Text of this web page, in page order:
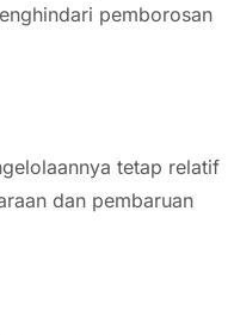
pemborosan
tetap relatif
dan pembaruan